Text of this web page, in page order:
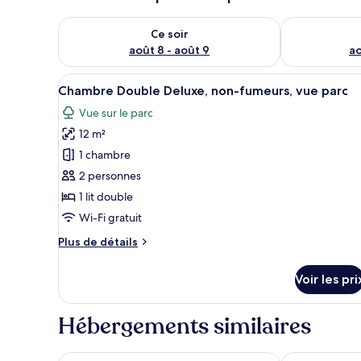
Ce soir
août 8 - août 9
Vérifier la disponibilité pour ce soir août 8 - août 9
Vérifier la
Afficher
toutes
les
photos
pour
ce
type
de
chambre :
Chambre
non-
fumeurs,
Une chambre à coucher avec
9
Chambre Double Deluxe, non-fumeurs, vue parc
Vue sur le parc
12 m²
1 chambre
2 personnes
1 lit double
Wi-Fi gratuit
Plus de détails
Plus
le
type
de
Chambre
Voir les
Hébergements similaires